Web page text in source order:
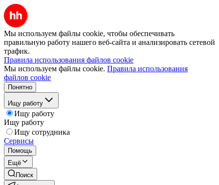
Мы используем файлы cookie, чтобы обеспечивать
правильную работу нашего веб-сайта и анализировать сетевой
трафик.
Правила использования файлов cookie
Мы используем файлы cookie. Правила использования
файлов cookie
Понятно
Ищу работу
Ищу работу
Ищу работу
Ищу сотрудника
Сервисы
Помощь
Ещё
Поиск